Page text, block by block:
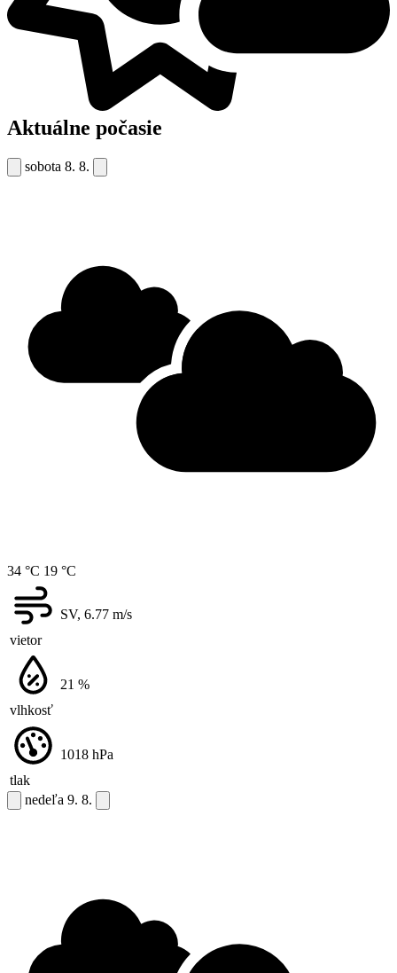
Aktuálne počasie
sobota 8. 8.
34 °C 19 °C
vietor
SV, 6.77 m/s
vlhkosť
21 %
tlak
1018 hPa
nedeľa 9. 8.